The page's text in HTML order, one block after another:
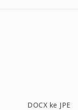
DOCX ke JPE